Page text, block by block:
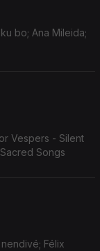
bo; Ana Mileida;
Vespers - Silent
Songs
Félix